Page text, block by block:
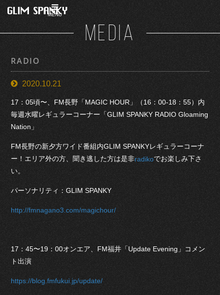
MENU
MEDIA
RADIO
2020.10.21
17：05頃〜、FM長野「MAGIC HOUR」（16：00-18：55）内
毎週水曜レギュラーコーナー「GLIM SPANKY RADIO Gloaming
Nation」
FM長野の新夕方ワイド番組内GLIM SPANKYレギュラーコーナ
ー！エリア外の方、聞き逃した方は是非radikoでお楽しみ下さ
い。
パーソナリティ：GLIM SPANKY
http://fmnagano3.com/magichour/
17：45〜19：00オンエア、FM福井「Update Evening」コメン
ト出演
https://blog.fmfukui.jp/update/